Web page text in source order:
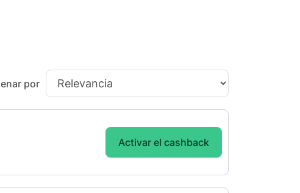
por
Activar el cashback